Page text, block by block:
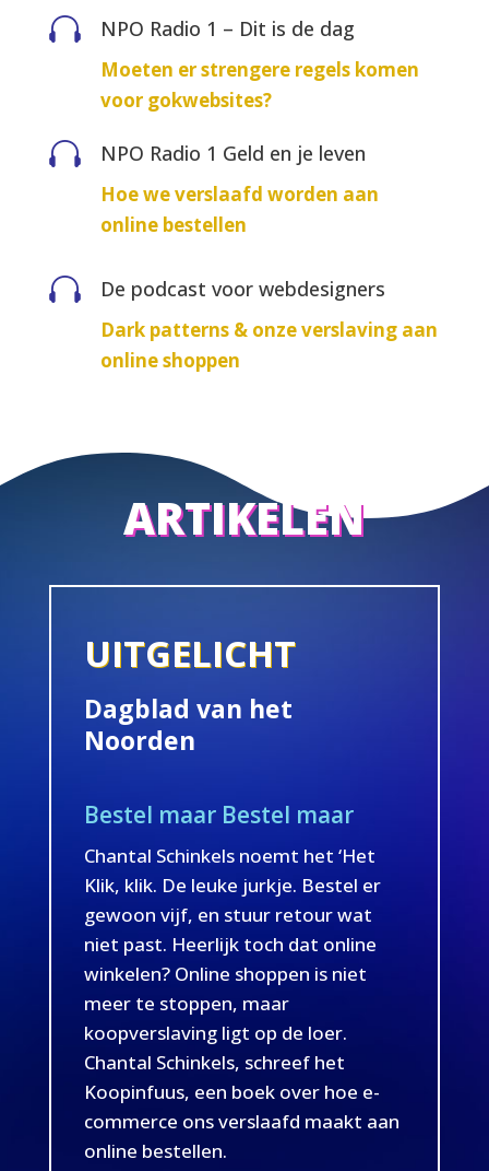
 NPO Radio 1 – Dit is de dag
Moeten er strengere regels komen
voor gokwebsites?
 NPO Radio 1 Geld en je leven
Hoe we verslaafd worden aan
online bestellen
 De podcast voor webdesigners
Dark patterns & onze verslaving aan
online shoppen
ARTIKELEN
UITGELICHT
Dagblad van het
Noorden
Bestel maar Bestel maar
Chantal Schinkels noemt het ‘Het
Klik, klik. De leuke jurkje. Bestel er
gewoon vijf, en stuur retour wat
niet past. Heerlijk toch dat online
winkelen? Online shoppen is niet
meer te stoppen, maar
koopverslaving ligt op de loer.
Chantal Schinkels, schreef het
Koopinfuus, een boek over hoe e-
commerce ons verslaafd maakt aan
online bestellen.